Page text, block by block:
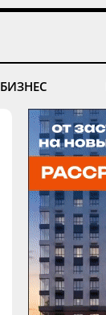
БИЗНЕС